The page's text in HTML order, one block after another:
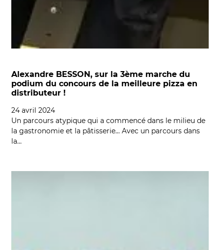
Alexandre BESSON, sur la 3ème marche du
podium du concours de la meilleure pizza en
distributeur !
24 avril 2024
Un parcours atypique qui a commencé dans le milieu de
la gastronomie et la pâtisserie... Avec un parcours dans
la…